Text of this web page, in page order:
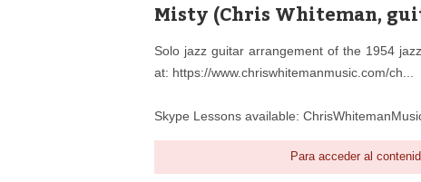
Misty (Chris Whiteman,
Solo jazz guitar arrangement of the 1954
at: https://www.chriswhitemanmusic.com/ch...
Skype Lessons available:
Para acceder al